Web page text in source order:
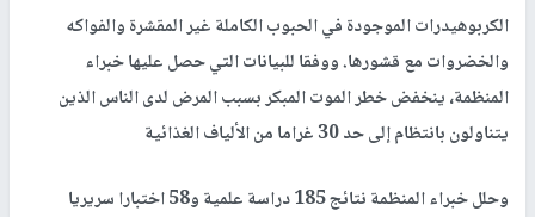
الكربوهيدرات الموجودة في الحبوب الكاملة غير المقشرة والفواكه
والخضروات مع قشورها. ووفقا للبيانات التي حصل عليها خبراء
المنظمة، ينخفض خطر الموت المبكر بسبب المرض لدى الناس الذين
يتناولون بانتظام إلى حد 30 غراما من الألياف الغذائية
وحلل خبراء المنظمة نتائج 185 دراسة علمية و58 اختبارا سريريا